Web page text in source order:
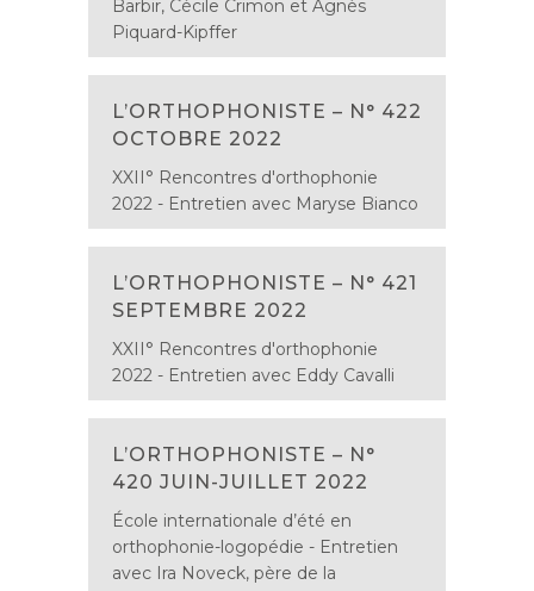
Barbir, Cécile Crimon et Agnès
Piquard-Kipffer
L’ORTHOPHONISTE – N° 422
OCTOBRE 2022
XXII° Rencontres d'orthophonie
2022 - Entretien avec Maryse Bianco
L’ORTHOPHONISTE – N° 421
SEPTEMBRE 2022
XXII° Rencontres d'orthophonie
2022 - Entretien avec Eddy Cavalli
L’ORTHOPHONISTE – N°
420 JUIN-JUILLET 2022
École internationale d’été en
orthophonie-logopédie - Entretien
avec Ira Noveck, père de la